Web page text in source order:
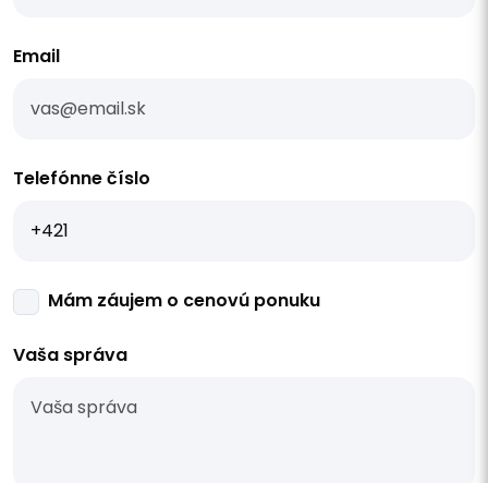
Email
Telefónne číslo
Mám záujem o cenovú ponuku
Vaša správa